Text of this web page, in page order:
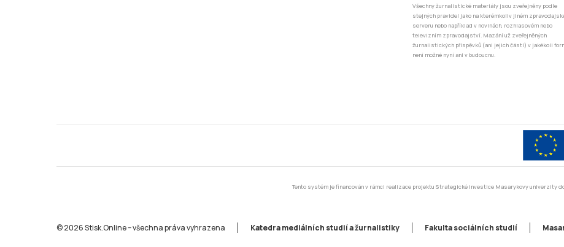
Všechny žurnalistické materiály jsou zveřejněny podle
stejných pravidel jako na kterémkoliv jiném
serveru nebo například v novinách, rozhlasovém nebo
televizním zpravodajství. Mazání už zveřejněných
žurnalistických příspěvků (ani jejich částí) v jakékoli
není možné nyní ani v budoucnu.
Tento systém je financován v rámci realizace projektu Strategické investice Masarykovy
© 2026 Stisk.Online – všechna práva vyhrazena Katedra mediálních studií a žurnalistiky Fakulta sociálních studií